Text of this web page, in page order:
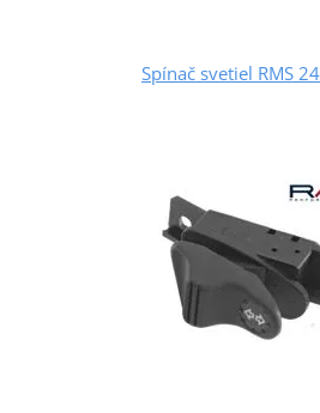
Spínač svetiel RMS